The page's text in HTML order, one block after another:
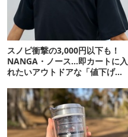
スノピ衝撃の3,000円以下も！
NANGA・ノース…即カートに入
れたいアウトドアな「値下げ夏